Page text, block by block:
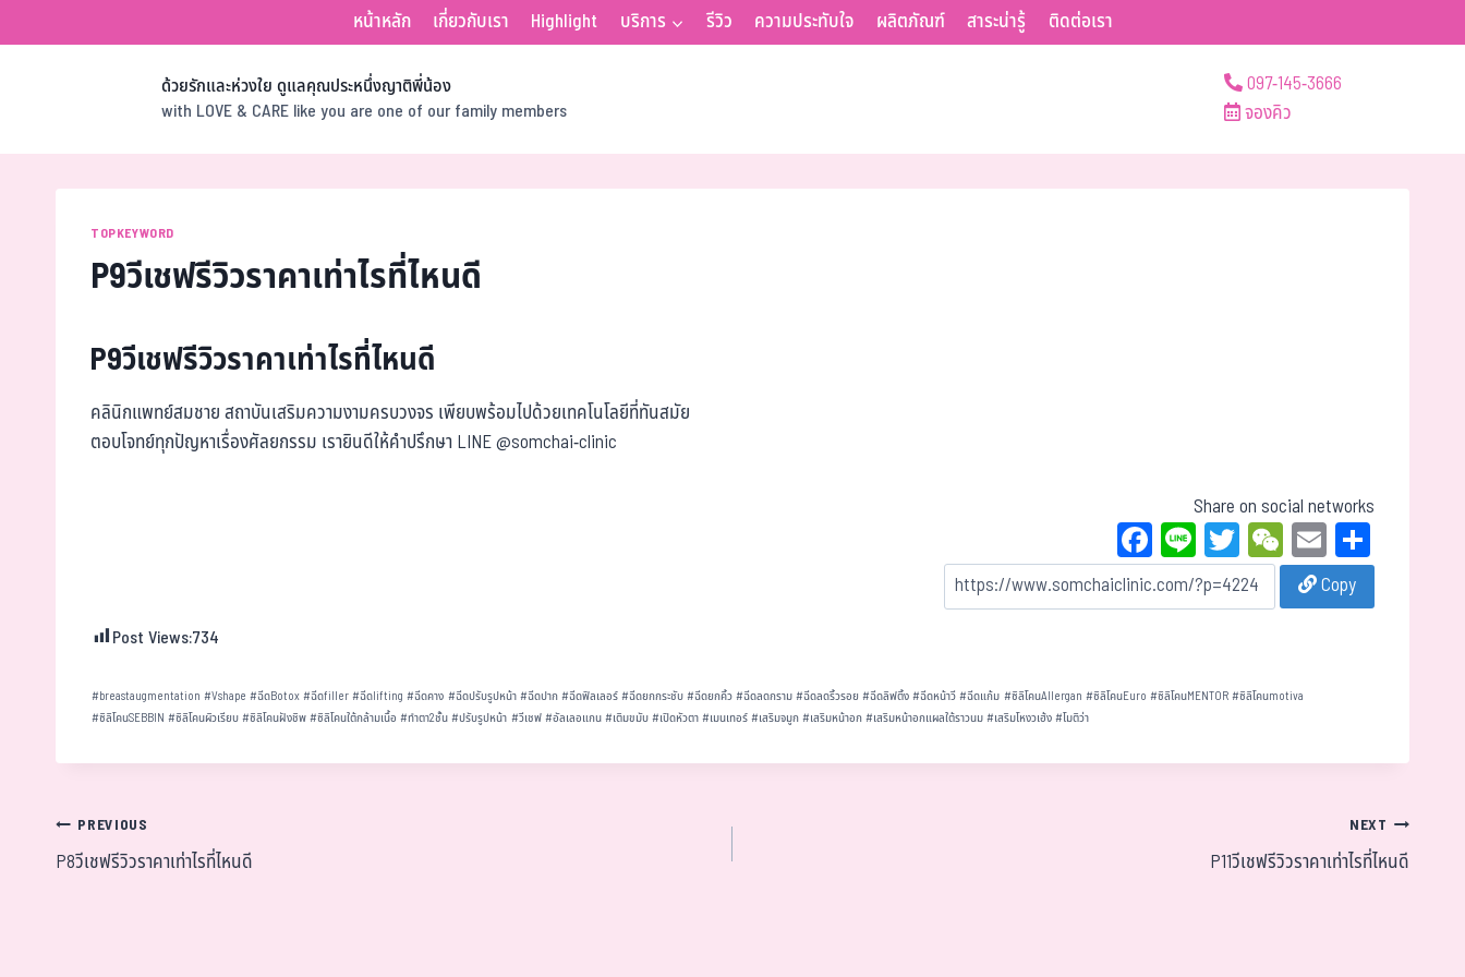
หน้าหลัก เกี่ยวกับเรา Highlight บริการ รีวิว ความประทับใจ ผลิตภัณฑ์ สาระน่ารู้ ติดต่อเรา
ด้วยรักและห่วงใย ดูแลคุณประหนึ่งญาติพี่น้อง
with LOVE & CARE like you are one of our family members
097-145-3666
จองคิว
TOPKEYWORD
P9วีเชฟรีวิวราคาเท่าไรที่ไหนดี
P9วีเชฟรีวิวราคาเท่าไรที่ไหนดี
คลินิกแพทย์สมชาย สถาบันเสริมความงามครบวงจร เพียบพร้อมไปด้วยเทคโนโลยีที่ทันสมัย
ตอบโจทย์ทุกปัญหาเรื่องศัลยกรรม เรายินดีให้คำปรึกษา LINE @somchai-clinic
Share on social networks
Fa
ce
bo
Li
ne
T
wi
tt
W
eC
ha
E
m
ail
Copy
Post Views:734
#breastaugmentation #Vshape #ฉีดBotox#ฉีดfiller#ฉีดlifting #ฉีดคาง #ฉีดปรับรูปหน้า #ฉีดปาก#ฉีดฟิลเลอร์#ฉีดยกกระชับ#ฉีดยกคิ้ว#ฉีดลดกราม#ฉีดลดริ้วรอย #ฉีดลิฟติ้ง#ฉีดหน้าวี #ฉีดแก้ม #ซิลิโคนAllergan #ซิลิโคนEuro #ซิลิโคนMENTOR#ซิลิโคนmotiva
#ซิลิโคนSEBBIN #ซิลิโคนผิวเรียบ#ซิลิโคนฝังชิพ#ซิลิโคนใต้กล้ามเนื้อ #ทำตา2ชั้น #ปรับรูปหน้า #วีเชฟ #อัลเลอแกน#เติมขมับ#เปิดหัวตา#เมนเทอร์#เสริมจมูก#เสริมหน้าอก#เสริมหน้าอกแผลใต้ราวนม#เสริมโหงวเฮ้ง #โมติว่า
PREVIOUS
P8วีเชฟรีวิวราคาเท่าไรที่ไหนดี
NEXT
P11วีเชฟรีวิวราคาเท่าไรที่ไหนดี